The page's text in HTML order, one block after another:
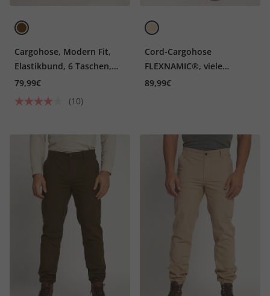
Cargohose, Modern Fit,
Elastikbund, 6 Taschen,
bis 8 XL
79,99€
(10)
Cord-Cargohose
FLEXNAMIC®, viele
Taschen, Straight Fit, bis
89,99€